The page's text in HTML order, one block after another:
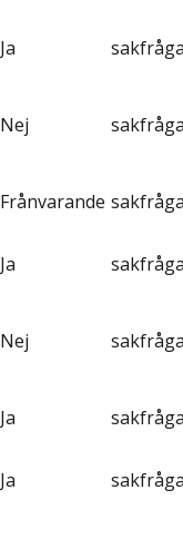
Ja
Nej
Frånvarande
Ja
Nej
Ja
Ja